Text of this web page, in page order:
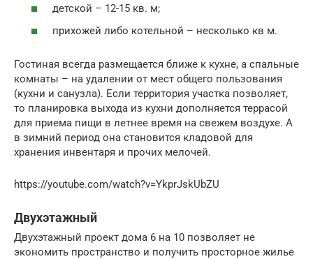
детской – 12-15 кв. м;
прихожей либо котельной – несколько кв м.
Гостиная всегда размещается ближе к кухне, а спальные
комнаты – на удалении от мест общего пользования
(кухни и санузла). Если территория участка позволяет,
то планировка выхода из кухни дополняется террасой
для приема пищи в летнее время на свежем воздухе. А
в зимний период она становится кладовой для
хранения инвентаря и прочих мелочей.
https://youtube.com/watch?v=YkprJskUbZU
Двухэтажный
Двухэтажный проект дома 6 на 10 позволяет не
экономить пространство и получить просторное жилье